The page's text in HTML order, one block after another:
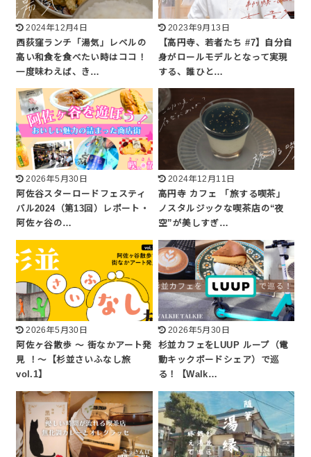
2024年12月4日
西荻窪ランチ「湯気」レベルの
高い和食を食べたい時はココ！
一度味わえば、き…
2023年9月13日
【高円寺、若者たち #7】自分自
身がロールモデルとなって実現
する、誰ひと…
2026年5月30日
阿佐谷スターロードフェスティ
バル2024（第13回）レポート・
阿佐ヶ谷の…
2024年12月11日
高円寺 カフェ 「旅する喫茶」
ノスタルジックな喫茶店の“夜
空”が美しすぎ…
2026年5月30日
阿佐ヶ谷散歩 ～ 街なかアート発
見 ！～【杉並さいふなし旅
vol.1】
2026年5月30日
杉並カフェをLUUP ループ（電
動キックボードシェア）で巡
る！【Walk…